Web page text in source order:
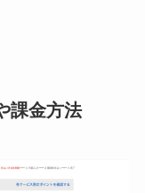
課金方法